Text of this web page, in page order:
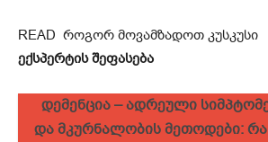
READ როგორ მოვამზადოთ კუსკუსი
ექსპერტის შეფასება
დემენცია – ადრეული
და მკურნალობის მეთოდები: რა